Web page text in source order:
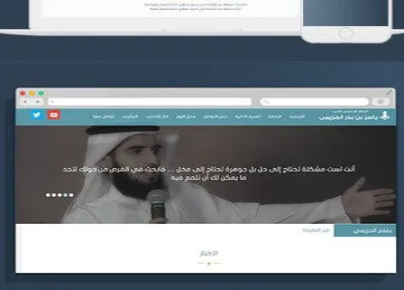
موقع ياسر بن بدر الحزيمي
التفاصيل